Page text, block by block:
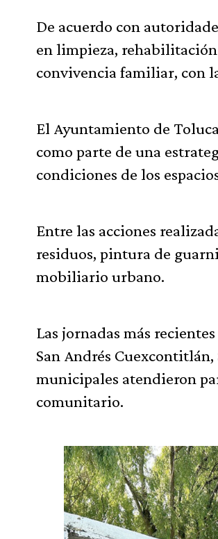
De acuerdo con
en limpieza, rehabilitación
convivencia familiar, con
El Ayuntamiento de
como parte de una
condiciones de los
Entre las acciones
residuos, pintura de
mobiliario urbano.
Las jornadas más
San Andrés
municipales atendieron
comunitario.